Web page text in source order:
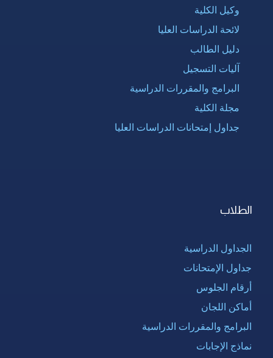
وكيل الكلية
لائحة الدراسات العليا
دليل الطالب
آليات التسجيل
البرامج والمقررات الدراسية
مجلة الكلية
جداول إمتحانات الدراسات العليا
الطلاب
الجداول الدراسية
جداول الإمتحانات
أرقام الجلوس
أماكن اللجان
البرامج والمقررات الدراسية
نماذج الإجابات